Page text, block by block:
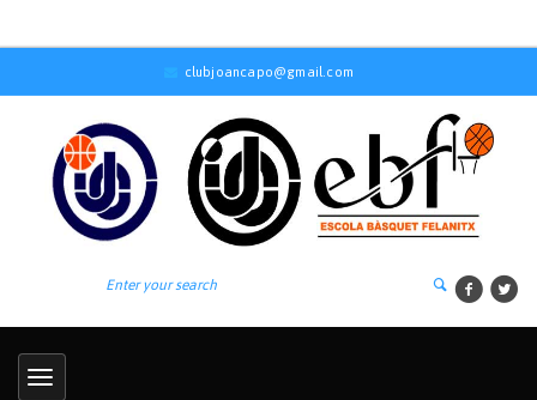
clubjoancapo@gmail.com